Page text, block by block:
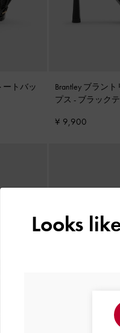
ートバッ
Brantley ブラン
プス - ブラック
¥ 9,900
Looks